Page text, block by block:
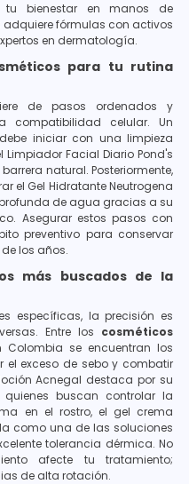
tu bienestar en manos de
fórmulas con activos
en dermatología.
para tu rutina
de pasos ordenados y
compatibilidad celular. Un
iniciar con una limpieza
Facial Diario Pond's
natural. Posteriormente,
el Gel Hidratante Neutrogena
de agua gracias a su
Asegurar estos pasos con
preventivo para conservar
los años.
más buscados de la
específicas, la precisión es
Entre los cosméticos
se encuentran los
el exceso de sebo y combatir
Acnegal destaca por su
buscan controlar la
en el rostro, el gel crema
como una de las soluciones
tolerancia dérmica. No
afecte tu tratamiento;
de alta rotación.